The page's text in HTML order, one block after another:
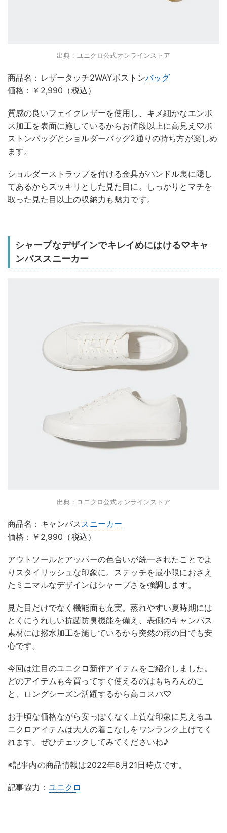
出典：ユニクロ公式オンラインストア
商品名：レザータッチ2WAYボストンバッグ
価格：￥2,990（税込）
質感の良いフェイクレザーを使用し、キメ細かなエンボ
ス加工を表面に施しているからお値段以上に高見え♡ボ
ストンバッグとショルダーバッグ2通りの持ち方が楽しめ
ます。
ショルダーストラップを付ける金具がハンドル裏に隠し
てあるからスッキリとした見た目に。しっかりとマチを
取った見た目以上の収納力も魅力です。
シャープなデザインでキレイめにはける♡キャ
ンバススニーカー
出典：ユニクロ公式オンラインストア
商品名：キャンバススニーカー
価格：￥2,990（税込）
アウトソールとアッパーの色合いが統一されたことでよ
りスタイリッシュな印象に。ステッチを最小限におさえ
たミニマルなデザインはシャープさを強調します。
見た目だけでなく機能面も充実。蒸れやすい夏時期には
とくにうれしい抗菌防臭機能を備え、表側のキャンバス
素材には撥水加工を施しているから突然の雨の日でも安
心です。
今回は注目のユニクロ新作アイテムをご紹介しました。
どのアイテムも今買ってすぐ使えるのはもちろんのこ
と、ロングシーズン活躍するから高コスパ♡
お手頃な価格ながら安っぽくなく上質な印象に見えるユ
ニクロアイテムは大人の着こなしをワンランク上げてく
れます。ぜひチェックしてみてくださいね♪
※記事内の商品情報は2022年6月21日時点です。
記事協力： ユニクロ